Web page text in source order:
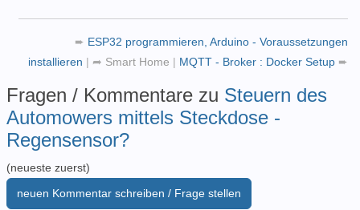
➨ ESP32 programmieren, Arduino - Voraussetzungen
installieren | ➦ Smart Home | MQTT - Broker : Docker Setup ➨
Fragen / Kommentare zu Steuern des
Automowers mittels Steckdose -
Regensensor?
(neueste zuerst)
neuen Kommentar schreiben / Frage stellen